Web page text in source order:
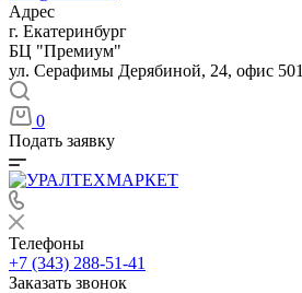
Адрес
г. Екатеринбург
БЦ "Премиум"
ул. Серафимы Дерябиной, 24, офис 501
0
Подать заявку
Телефоны
+7 (343) 288-51-41
Заказать звонок